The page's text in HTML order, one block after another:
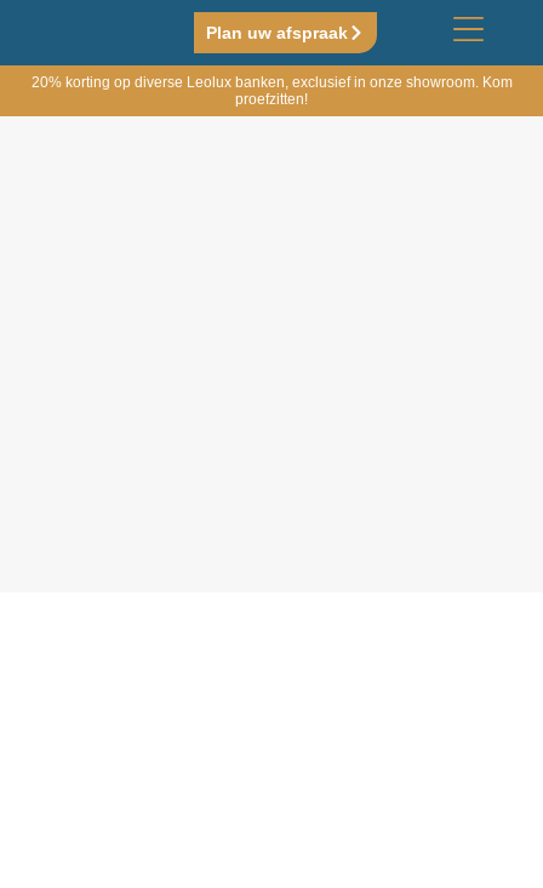
Plan uw afspraak
20% korting op diverse Leolux banken, exclusief in onze showroom. Kom
proefzitten!